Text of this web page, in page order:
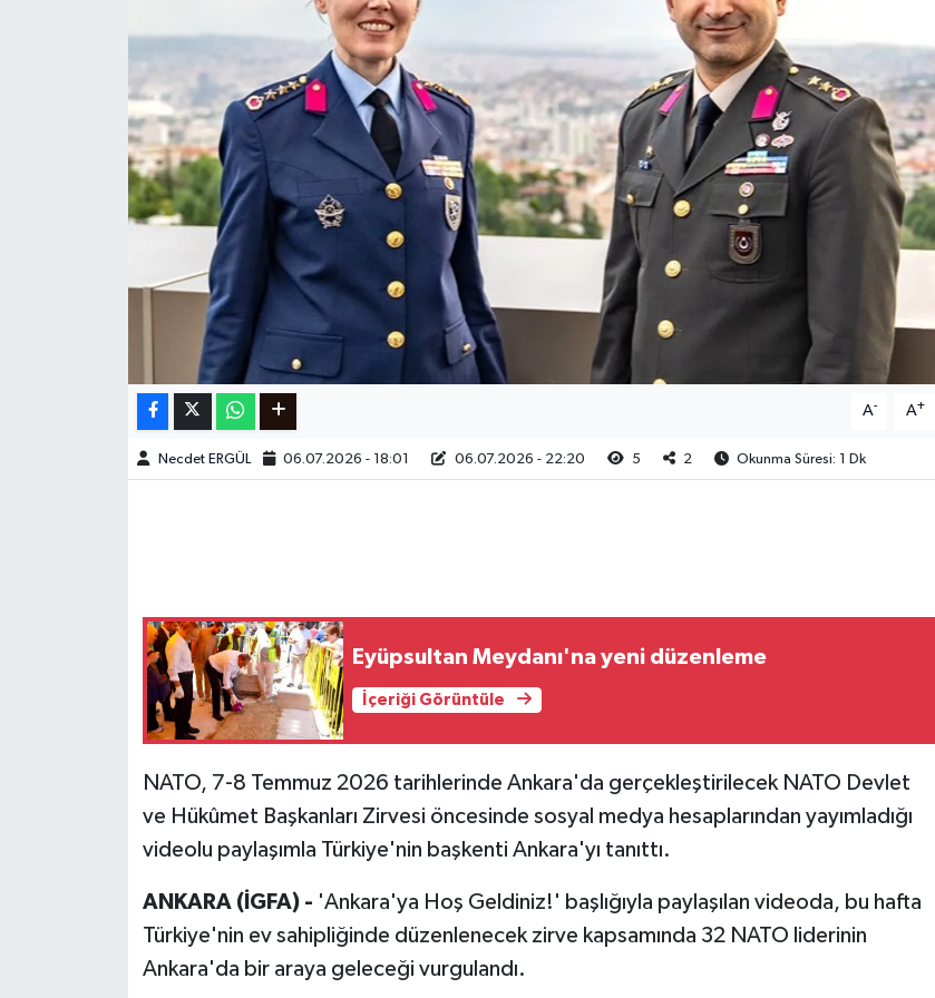
A- A+
Necdet ERGÜL 06.07.2026 - 18:01 06.07.2026 - 22:20 5 2 Okunma Süresi: 1 Dk
Eyüpsultan Meydanı'na yeni düzenleme
İçeriği Görüntüle
NATO, 7-8 Temmuz 2026 tarihlerinde Ankara'da gerçekleştirilecek NATO Devlet
ve Hükûmet Başkanları Zirvesi öncesinde sosyal medya hesaplarından yayımladığı
videolu paylaşımla Türkiye'nin başkenti Ankara'yı tanıttı.
ANKARA (İGFA) - 'Ankara'ya Hoş Geldiniz!' başlığıyla paylaşılan videoda, bu hafta
Türkiye'nin ev sahipliğinde düzenlenecek zirve kapsamında 32 NATO liderinin
Ankara'da bir araya geleceği vurgulandı.
İletişim